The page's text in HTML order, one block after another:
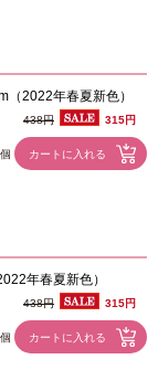
2022年春夏新色）
438円 315円
個
年春夏新色）
438円 315円
個